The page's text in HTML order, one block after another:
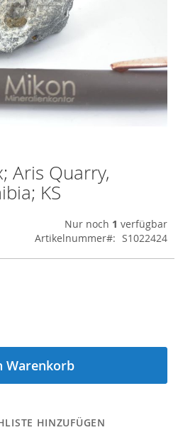
Aris Quarry,
KS
Nur noch 1 verfügbar
Artikelnummer
S1022424
Warenkorb
HINZUFÜGEN